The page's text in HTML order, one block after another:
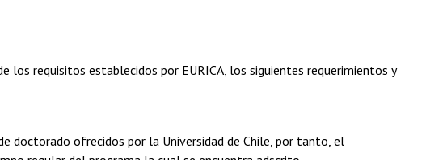
los requisitos establecidos por EURICA, los siguientes requerimientos y
doctorado ofrecidos por la Universidad de Chile, por tanto, el